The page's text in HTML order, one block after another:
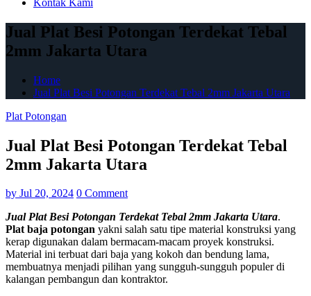
Jual Plat Besi Potongan Terdekat Tebal
2mm Jakarta Utara
Home
Jual Plat Besi Potongan Terdekat Tebal 2mm Jakarta Utara
Plat Potongan
Jual Plat Besi Potongan Terdekat Tebal
2mm Jakarta Utara
by Jul 20, 2024 0 Comment
Jual Plat Besi Potongan Terdekat Tebal 2mm Jakarta Utara.
Plat baja potongan yakni salah satu tipe material konstruksi yang
kerap digunakan dalam bermacam-macam proyek konstruksi.
Material ini terbuat dari baja yang kokoh dan bendung lama,
membuatnya menjadi pilihan yang sungguh-sungguh populer di
kalangan pembangun dan kontraktor.